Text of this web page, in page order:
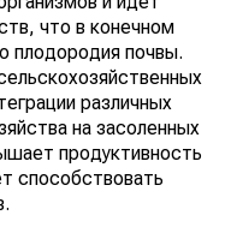
что в конечном
плодородия почвы.
различных
на засоленных
продуктивность
способствовать